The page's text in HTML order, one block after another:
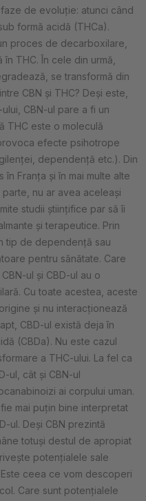
de evoluție: atunci când
formă acidă (THCa).
proces de decarboxilare,
THC. În cele din urmă,
se transformă din
CBN și THC? Deși este,
CBN-ul pare a fi un
THC este o moleculă
efecte psihotrope
dependență etc.). Din
în Franța și în mai multe alte
nu ar avea aceleași
studii științifice par să îi
și terapeutice. Prin
tip de dependență sau
pentru sănătate. Care
ul și CBD-ul au o
Cu toate acestea, aceste
și nu interacționează
CBD-ul există deja în
(CBDa). Nu este cazul
a THC-ului. La fel ca
ul, cât și CBN-ul
ai corpului uman.
mai puțin bine interpretat
ul. Deși CBN prezintă
totuși destul de apropiat
potențialele sale
ceea ce vom descoperi
Care sunt potențialele